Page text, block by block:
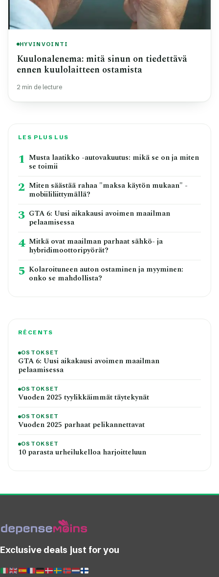
HYVINVOINTI
Kuulonalenema: mitä sinun on tiedettävä
ennen kuulolaitteen ostamista
2 min de lecture
LES PLUS LUS
1 Musta laatikko -autovakuutus: mikä se on ja miten
se toimii
2 Miten säästää rahaa "maksa käytön mukaan" -
mobiililiittymällä?
3 GTA 6: Uusi aikakausi avoimen maailman
pelaamisessa
4 Mitkä ovat maailman parhaat sähkö- ja
hybridimoottoripyörät?
5 Kolaroituneen auton ostaminen ja myyminen:
onko se mahdollista?
RÉCENTS
OSTOKSET
GTA 6: Uusi aikakausi avoimen maailman
pelaamisessa
OSTOKSET
Vuoden 2025 tyylikkäimmät täytekynät
OSTOKSET
Vuoden 2025 parhaat pelikannettavat
OSTOKSET
10 parasta urheilukelloa harjoitteluun
Exclusive deals just for you